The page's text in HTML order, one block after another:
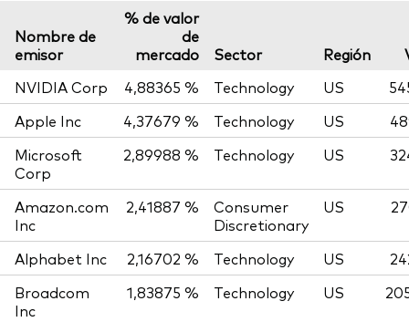
Nombre de
emisor
% de valor
de
mercado
Sector Región
NVIDIA Corp
4,88365 % Technology US
Apple Inc
4,37679 % Technology US
Microsoft
Corp
2,89988 % Technology US
Amazon.com
Inc
2,41887 %
Consumer
Discretionary
US
Alphabet Inc 2,16702 % Technology US
Broadcom
Inc
1,83875 % Technology US